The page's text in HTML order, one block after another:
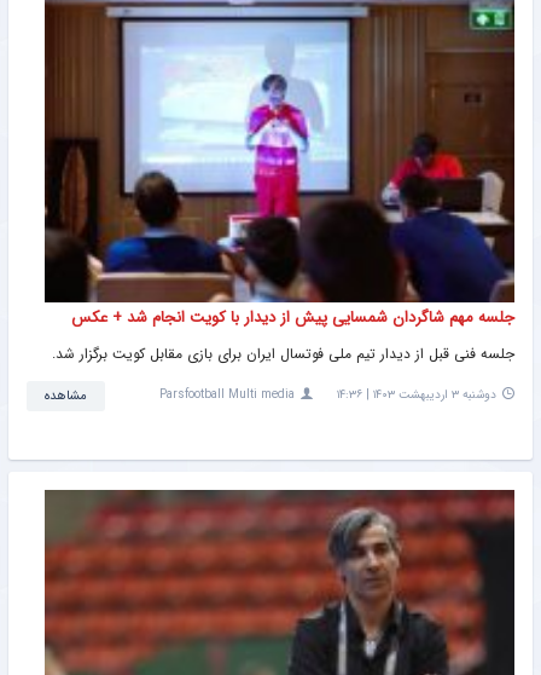
جلسه مهم شاگردان شمسایی پیش از دیدار با کویت انجام شد + عکس
جلسه فنی قبل از دیدار تیم ملی فوتسال ایران برای بازی مقابل کویت برگزار شد.
دوشنبه ۳ اردیبهشت ۱۴۰۳ | ۱۴:۳۶ Parsfootball Multi media مشاهده